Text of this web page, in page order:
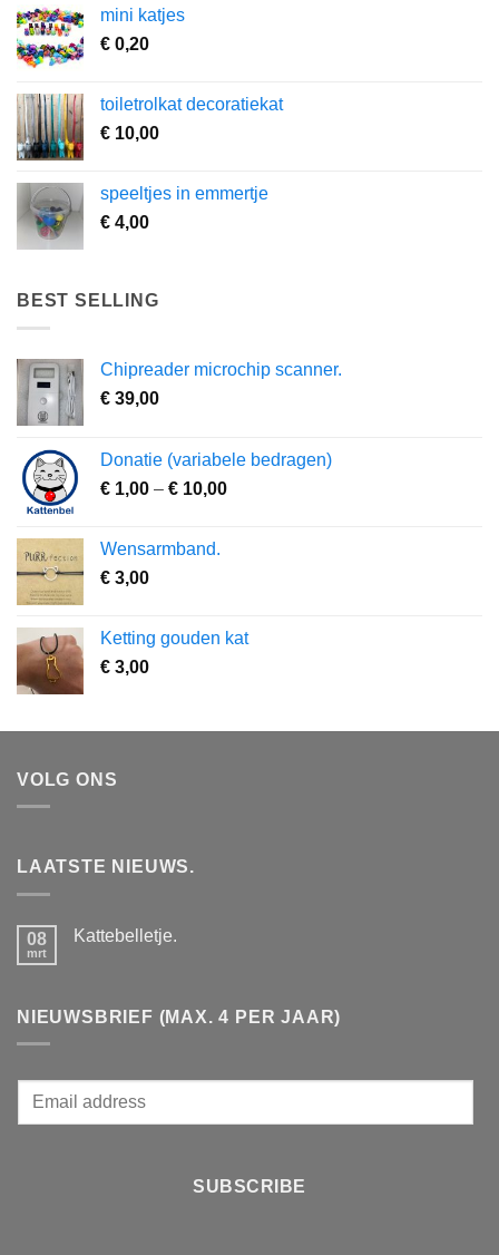
mini katjes
€ 0,20
toiletrolkat decoratiekat
€ 10,00
speeltjes in emmertje
€ 4,00
BEST SELLING
Chipreader microchip scanner.
€ 39,00
Donatie (variabele bedragen)
€ 1,00 – € 10,00Prijsklasse:
Wensarmband.
€ 3,00
Ketting gouden kat
€ 3,00
VOLG ONS
LAATSTE NIEUWS.
08
mrt
Kattebelletje.
NIEUWSBRIEF (MAX. 4 PER JAAR)
SUBSCRIBE